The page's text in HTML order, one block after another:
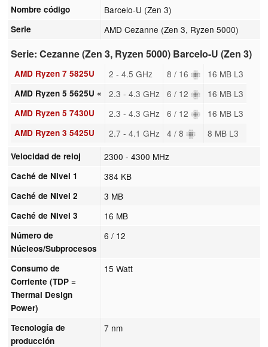
Nombre código Barcelo-U (Zen 3)
Serie AMD Cezanne (Zen 3, Ryzen 5000)
Serie: Cezanne (Zen 3, Ryzen 5000) Barcelo-U (Zen 3)
AMD Ryzen 7 5825U 2 - 4.5 GHz 8 / 16 16 MB L3
AMD Ryzen 5 5625U « 2.3 - 4.3 GHz 6 / 12 16 MB L3
AMD Ryzen 5 7430U 2.3 - 4.3 GHz 6 / 12 16 MB L3
AMD Ryzen 3 5425U 2.7 - 4.1 GHz 4 / 8 8 MB L3
Velocidad de reloj 2300 - 4300 MHz
Caché de Nivel 1 384 KB
Caché de Nivel 2 3 MB
Caché de Nivel 3 16 MB
Número de
Núcleos/Subprocesos
6 / 12
Consumo de
Corriente (TDP =
Thermal Design
Power)
15 Watt
Tecnología de
producción
7 nm